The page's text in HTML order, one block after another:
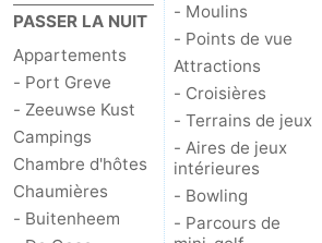
Médicales
Région
Hollande-
Méridionale
-
Leiden
Bollenstreek
-
PASSER LA NUIT
Appartements
- Port Greve
- Zeeuwse Kust
Campings
Chambre d'hôtes
Chaumières
- Buitenheem
- Moulins
- Points de vue
Attractions
- Croisières
- Terrains de jeux
- Aires de jeux
intérieures
- Bowling
- Parcours de